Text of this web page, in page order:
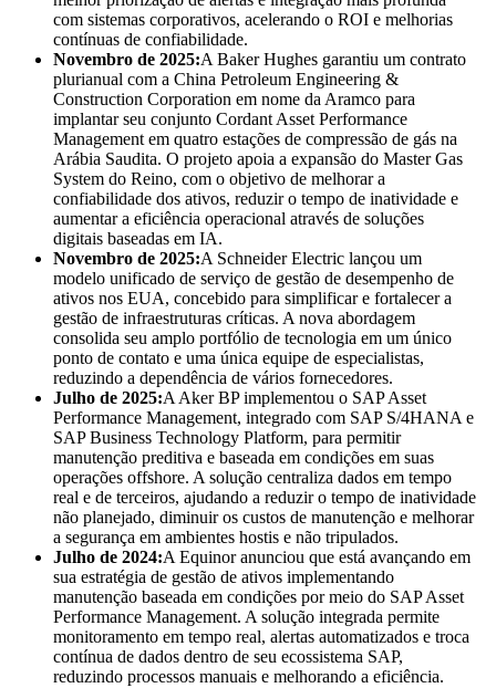
com sistemas corporativos, acelerando o ROI e melhorias
contínuas de confiabilidade.
Novembro de 2025:A Baker Hughes garantiu um contrato
plurianual com a China Petroleum Engineering &
Construction Corporation em nome da Aramco para
implantar seu conjunto Cordant Asset Performance
Management em quatro estações de compressão de gás na
Arábia Saudita. O projeto apoia a expansão do Master Gas
System do Reino, com o objetivo de melhorar a
confiabilidade dos ativos, reduzir o tempo de inatividade e
aumentar a eficiência operacional através de soluções
digitais baseadas em IA.
Novembro de 2025:A Schneider Electric lançou um
modelo unificado de serviço de gestão de desempenho de
ativos nos EUA, concebido para simplificar e fortalecer a
gestão de infraestruturas críticas. A nova abordagem
consolida seu amplo portfólio de tecnologia em um único
ponto de contato e uma única equipe de especialistas,
reduzindo a dependência de vários fornecedores.
Julho de 2025:A Aker BP implementou o SAP Asset
Performance Management, integrado com SAP S/4HANA e
SAP Business Technology Platform, para permitir
manutenção preditiva e baseada em condições em suas
operações offshore. A solução centraliza dados em tempo
real e de terceiros, ajudando a reduzir o tempo de inatividade
não planejado, diminuir os custos de manutenção e melhorar
a segurança em ambientes hostis e não tripulados.
Julho de 2024:A Equinor anunciou que está avançando em
sua estratégia de gestão de ativos implementando
manutenção baseada em condições por meio do SAP Asset
Performance Management. A solução integrada permite
monitoramento em tempo real, alertas automatizados e troca
contínua de dados dentro de seu ecossistema SAP,
reduzindo processos manuais e melhorando a eficiência.